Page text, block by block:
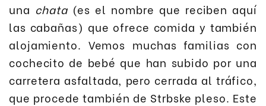
una chata(es el nombre que reciben aquí
las cabañas) que ofrece comida y también
alojamiento. Vemos muchas familias con
cochecito de bebé que han subido por una
carretera asfaltada, pero cerrada al tráfico,
que procede también de Strbske pleso. Este